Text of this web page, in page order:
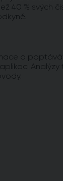
40 % svých
a